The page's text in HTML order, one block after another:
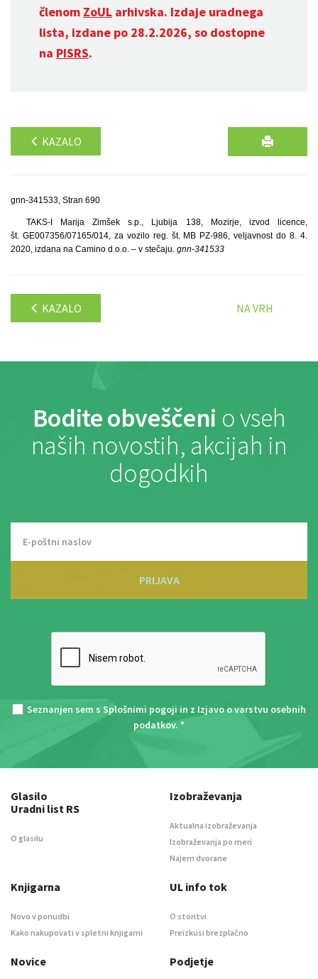
členom ZoUL arhivska. Izdaje uradnega
lista, izdane po 28.2.2026, so dostopne
na PISRS.
KAZALO
gnn-341533, Stran 690
TAKS-I Marija Zimšek s.p., Ljubija 138, Mozirje, izvod licence,
št. GE007356/07165/014, za vozilo reg. št. MB PZ-986, veljavnost do 8. 4.
2020, izdana na Camino d.o.o. – v stečaju. gnn-341533
KAZALO NA VRH
Bodite obveščeni o vseh
naših novostih, akcijah in
dogodkih
PRIJAVA
Seznanjen sem s Splošnimi pogoji in z Izjavo o varstvu osebnih
podatkov. *
Glasilo
Uradni list RS
O glasilu
Izobraževanja
Aktualna izobraževanja
Izobraževanja po meri
Najem dvorane
Knjigarna
Novo v ponudbi
Kako nakupovati v spletni knjigarni
UL info tok
O storitvi
Preizkusi brezplačno
Novice Podjetje